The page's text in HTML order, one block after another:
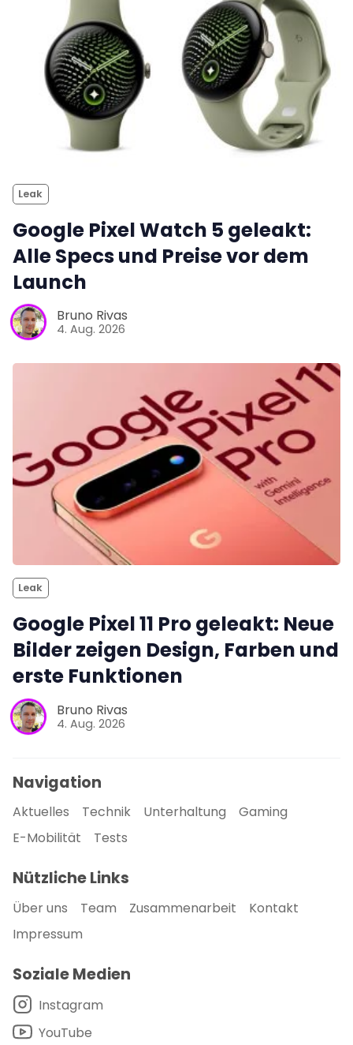
Leak
Google Pixel Watch 5 geleakt:
Alle Specs und Preise vor dem
Launch
Bruno Rivas
4. Aug. 2026
Leak
Google Pixel 11 Pro geleakt: Neue
Bilder zeigen Design, Farben und
erste Funktionen
Bruno Rivas
4. Aug. 2026
Navigation
Aktuelles Technik Unterhaltung
Gaming
E-Mobilität
Tests
Nützliche Links
Über uns Team Zusammenarbeit
Kontakt
Impressum
Soziale Medien
Instagram
YouTube